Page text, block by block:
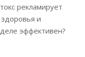
рекламирует
и
эффективен?